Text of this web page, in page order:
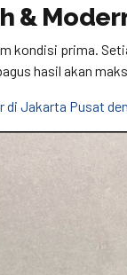
&
kondisi prima.
hasil akan
di Jakarta Pusat